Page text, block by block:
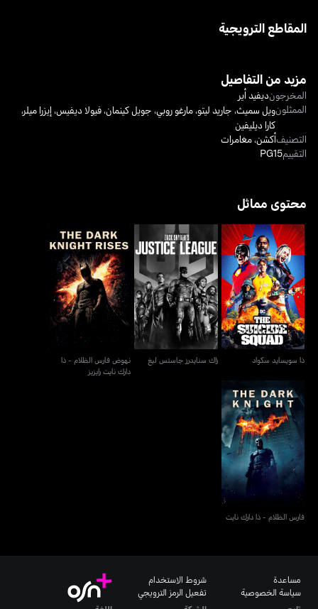
المقاطع الترويجية
مزيد من التفاصيل
المخرجونديفيد أير
الممثلونويل سميث، جاريد ليتو،مارغو روبي، جويل كينمان،فيولا ديفيس، إيزرا ميلر،
كارا ديليفين
التصنيفأكشن،مغامرات
التقييمPG15
محتوى مماثل
ذا سويسايد سكواد
ذا سويسايد سكواد
زاك سنايدرز جاستس ليغ
زاك سنايدرز جاستس ليغ
نهوض فارس الظلام - ذا
دارك نايت رايزيز
نهوض فارس الظلام - ذا
دارك نايت رايزيز
فارس الظلام - ذا دارك نايت
فارس الظلام - ذا دارك نايت
مساعدة
سياسة الخصوصية
شروط الاستخدام
تفعيل الرمز الترويجي